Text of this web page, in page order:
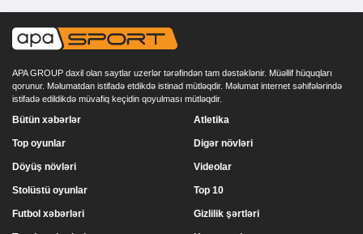
APA GROUP daxil olan saytlar uzerlər tərəfindən tam dəstəklənir. Müəllif hüquqları
qorunur. Məlumatdan istifadə etdikdə istinad mütləqdir. Məlumat internet səhifələrində
istifadə edildikdə müvafiq keçidin qoyulması mütləqdir.
Bütün xəbərlər
Top oyunlar
Döyüş növləri
Stolüstü oyunlar
Atletika
Digər növləri
Videolar
Top 10
Futbol xəbərləri Gizlilik şərtləri